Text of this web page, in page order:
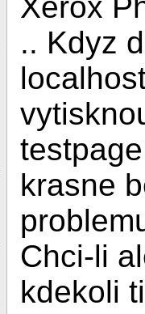
Xerox
.. Kdyz
krasne
Chci-li
kdekoli